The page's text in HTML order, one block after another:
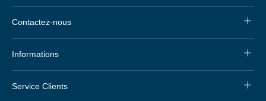
Contactez-nous
Informations
Service Clients